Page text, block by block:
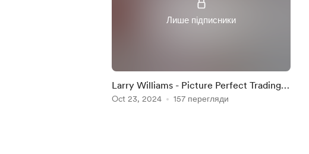
Лише підписники
Larry Williams - Picture Perfect Trading
30 WillTrend and Target Shooter
Oct 23, 2024 157 перегляди